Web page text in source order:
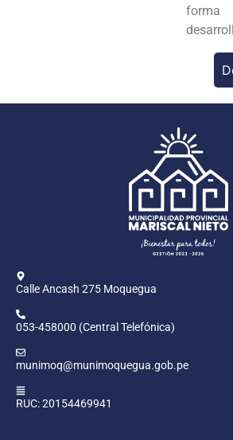
forma
Calle Ancash 275 Moquegua
053-458000 (Central Telefónica)
munimoq@munimoquegua.gob.pe
RUC: 20154469941